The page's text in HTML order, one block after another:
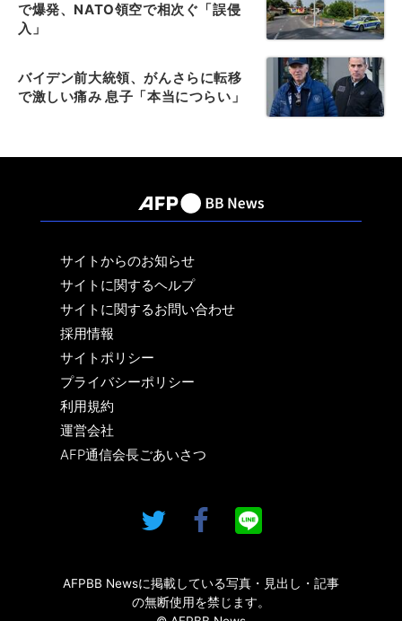
で爆発、NATO領空で相次ぐ「誤侵
入」
バイデン前大統領、がんさらに転移
で激しい痛み 息子「本当につらい」
サイトからのお知らせ
サイトに関するヘルプ
サイトに関するお問い合わせ
採用情報
サイトポリシー
プライバシーポリシー
利用規約
運営会社
AFP通信会長ごあいさつ
AFPBB Newsに掲載している写真・見出し・記事
の無断使用を禁じます。